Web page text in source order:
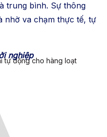
tự động cho hàng loạt
trung bình. Sự thông
nhờ va chạm thực tế, tự
nghiệp